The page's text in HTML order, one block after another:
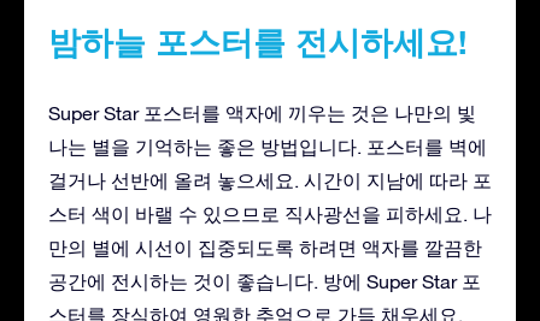
밤하늘 포스터를 전시하세요!
Super Star 포스터를 액자에 끼우는 것은 나만의 빛
나는 별을 기억하는 좋은 방법입니다. 포스터를 벽에
걸거나 선반에 올려 놓으세요. 시간이 지남에 따라 포
스터 색이 바랠 수 있으므로 직사광선을 피하세요. 나
만의 별에 시선이 집중되도록 하려면 액자를 깔끔한
공간에 전시하는 것이 좋습니다. 방에 Super Star 포
스터를 장식하여 영원한 추억으로 가득 채우세요.